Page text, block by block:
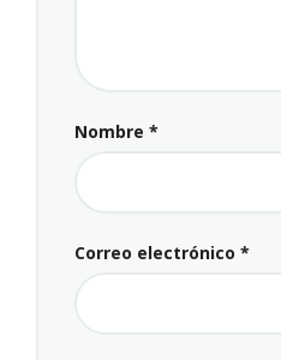
Nombre *
Correo electrónico *